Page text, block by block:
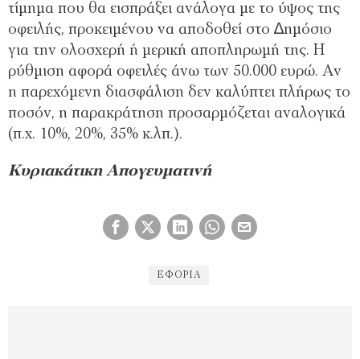
τίµηµα που θα εισπράξει ανάλογα µε το ύψος της
οφειλής, προκειµένου να αποδοθεί στο ∆ηµόσιο
για την ολοσχερή ή µερική αποπληρωµή της. Η
ρύθµιση αφορά οφειλές άνω των 50.000 ευρώ. Αν
η παρεχόµενη διασφάλιση δεν καλύπτει πλήρως το
ποσόν, η παρακράτηση προσαρµόζεται αναλογικά
(π.χ. 10%, 20%, 35% κ.λπ.).
Κυριακάτικη Απογευματινή
ΕΦΟΡΊΑ